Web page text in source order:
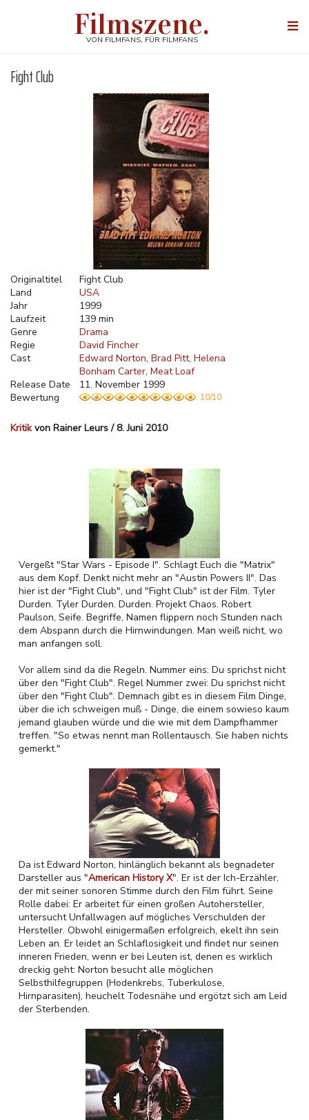
Filmszene.
VON FILMFANS, FÜR FILMFANS
Fight Club
Originaltitel
Fight Club
Land
USA
Jahr
1999
Laufzeit
139 min
Genre
Drama
Regie
David Fincher
Cast
Edward Norton Brad Pitt Helena
Bonham Carter Meat Loaf
Release Date
11. November 1999
Bewertung
10/10
Kritikvon Rainer Leurs / 8. Juni 2010
Vergeßt "Star Wars - Episode I". Schlagt Euch die "Matrix"
aus dem Kopf. Denkt nicht mehr an "Austin Powers II". Das
hier ist der "Fight Club", und "Fight Club" ist der Film. Tyler
Durden. Tyler Durden. Durden. Projekt Chaos. Robert
Paulson, Seife. Begriffe, Namen flippern noch Stunden nach
dem Abspann durch die Hirnwindungen. Man weiß nicht, wo
man anfangen soll.
Vor allem sind da die Regeln. Nummer eins: Du sprichst nicht
über den "Fight Club". Regel Nummer zwei: Du sprichst nicht
über den "Fight Club". Demnach gibt es in diesem Film Dinge,
über die ich schweigen muß - Dinge, die einem sowieso kaum
jemand glauben würde und die wie mit dem Dampfhammer
treffen. "So etwas nennt man Rollentausch. Sie haben nichts
gemerkt."
Da ist Edward Norton, hinlänglich bekannt als begnadeter
Darsteller aus "American History X". Er ist der Ich-Erzähler,
der mit seiner sonoren Stimme durch den Film führt. Seine
Rolle dabei: Er arbeitet für einen großen Autohersteller,
untersucht Unfallwagen auf mögliches Verschulden der
Hersteller. Obwohl einigermaßen erfolgreich, ekelt ihn sein
Leben an. Er leidet an Schlaflosigkeit und findet nur seinen
inneren Frieden, wenn er bei Leuten ist, denen es wirklich
dreckig geht: Norton besucht alle möglichen
Selbsthilfegruppen (Hodenkrebs, Tuberkulose,
Hirnparasiten), heuchelt Todesnähe und ergötzt sich am Leid
der Sterbenden.